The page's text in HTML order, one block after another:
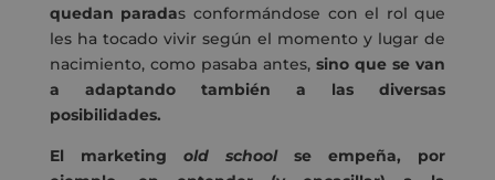
quedan paradas conformándose con el rol que
les ha tocado vivir según el momento y lugar de
nacimiento, como pasaba antes,sino que se van
a adaptando también a las diversas
posibilidades.
El marketing old schoolse empeña, por